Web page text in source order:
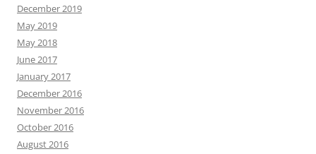
December 2019
May 2019
May 2018
June 2017
January 2017
December 2016
November 2016
October 2016
August 2016